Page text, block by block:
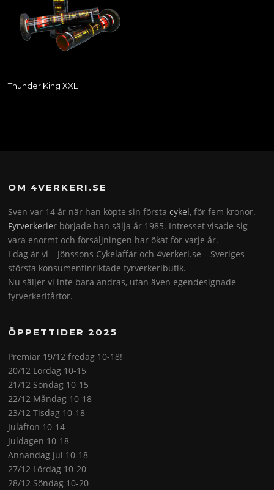
Thunder King XXL
OM 4VERKERI.SE
Sven var 14 år när han köpte sin förstacykel, för fem kronor.
Fyrverkerier började han sälja år 1985. Intresset visade sig
vara enormt och försäljningen har ökat för varje år.
I dag är vi – Jönssons Cykelaffär och 4verkeri.se – Sveriges
största konsumentinriktade fyrverkeributik.
Nu säljer vi inte bara andras, utan även egendesignade
fyrverkeritårtor.
ÖPPETTIDER 2025
Premiär 19/12 fredag 10-18!
20/12 Lördag 10-15
21/12 Söndag 10-15
22/12 Måndag 10-18
23/12 Tisdag 10-18
Julafton 10-14
Juldagen 10-18
Annandag jul 10-18
27/12 Lördag 10-20
28/12 Söndag 10-20